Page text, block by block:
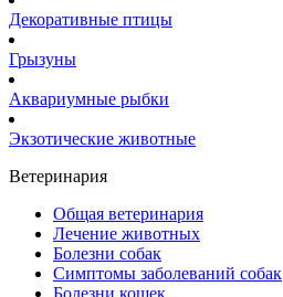
Декоративные птицы
Грызуны
Аквариумные рыбки
Экзотические животные
Ветеринария
Общая ветеринария
Лечение животных
Болезни собак
Симптомы заболеваний собак
Болезни кошек